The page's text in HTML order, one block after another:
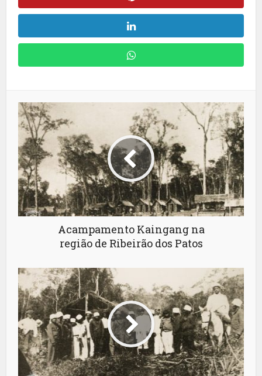
Acampamento Kaingang na
região de Ribeirão dos Patos